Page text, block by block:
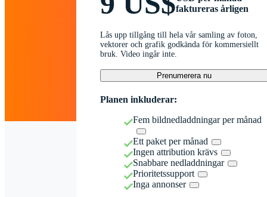
faktureras årligen
Lås upp tillgång till hela vår samling av foton,
vektorer och grafik godkända för kommersiellt
bruk. Video ingår inte.
Prenumerera nu
Planen inkluderar:
Fem bildnedladdningar per månad
Ett paket per månad
Ingen attribution krävs
Snabbare nedladdningar
Prioritetssupport
Inga annonser